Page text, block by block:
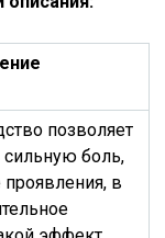
позволяет
сильную боль,
в